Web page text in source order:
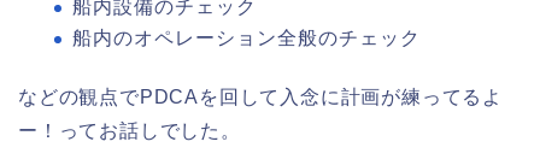
船内設備のチェック
船内のオペレーション全般のチェック
などの観点でPDCAを回して入念に計画が練ってるよ
ー！ってお話しでした。